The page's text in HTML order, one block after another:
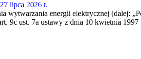
lipca 2026 r.
wytwarzania energii elektrycznej (dalej:
9c ust. 7a ustawy z dnia 10 kwietnia